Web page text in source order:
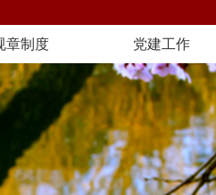
章制度 党建工作